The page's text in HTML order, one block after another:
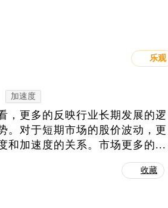
乐观
加速度
，更多的反映行业长期发展的逻
。对于短期市场的股价波动，更
和加速度的关系。市场更多的...
收藏